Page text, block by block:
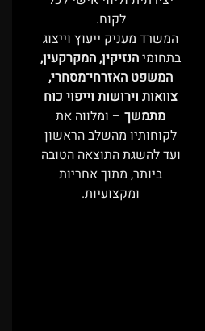
לקוח.
המשרד מעניק ייעוץ וייצוג
בתחומיהנזיקין, המקרקעין,
המשפט האזרחי־מסחרי,
צוואות וירושות וייפוי כוח
מתמשך– ומלווה את
לקוחותיו מהשלב הראשון
ועד להשגת התוצאה הטובה
ביותר, מתוך אחריות
ומקצועיות.